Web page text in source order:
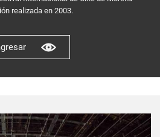
realizada en 2003.